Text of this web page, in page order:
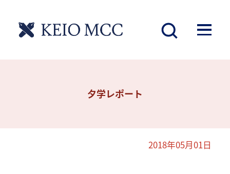
夕学レポート
2018年05月01日